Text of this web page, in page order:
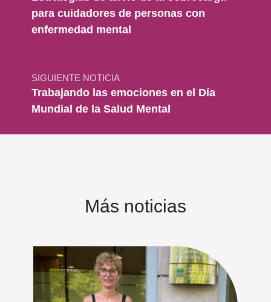
para cuidadores de personas con
enfermedad mental
SIGUIENTE NOTICIA
Trabajando las emociones en el Día
Mundial de la Salud Mental
Más noticias